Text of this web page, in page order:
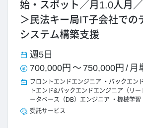
始・スポット／月1.0人月
＞民法キー局IT子会社での
システム構築支援
週5日
700,000円 ～ 750,000円 / 月
フロントエンドエンジニア バックエン
トエンド&バックエンドエンジニア（リー
ータベース（DB）エンジニア
機械学習
受託サービス